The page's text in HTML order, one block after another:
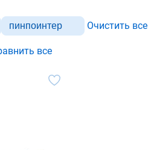
пинпоинтер Очистить все
все